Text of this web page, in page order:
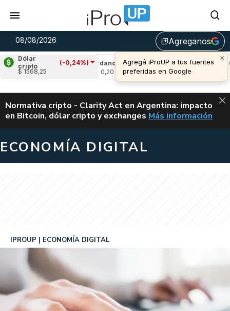
08/08/2026 library_addAgreganos
×
Agregá iProUP a tus fuentes
preferidas en Google
Dólar
cripto
(-0,24%)
$ 1568,25
Cardano (0,38%)
Avalanche
u$s 6,55
ALERTA
Normativa cripto - Clarity Act en Argentina: impacto
en Bitcoin, dólar cripto y exchanges CLARITY ACT EN
Más información
ECONOMÍA DIGITAL
IPROUP ECONOMÍA DIGITAL